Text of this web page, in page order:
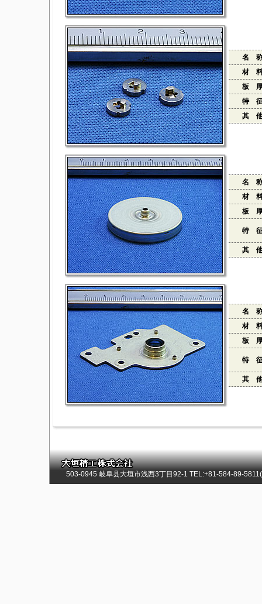
名
材
板
特
其
名
材
板
特
其
名
材
板
特
其
503-0945 岐阜县大垣市浅西3丁目92-1 TEL:+81-584-89-